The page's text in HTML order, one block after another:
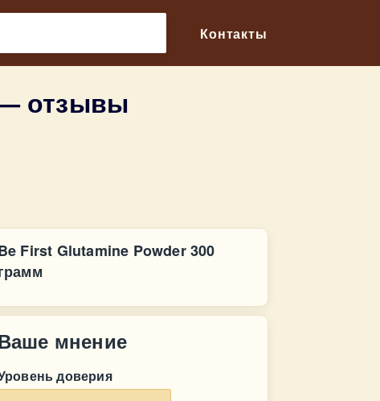
Контакты
отзывы
First Glutamine Powder 300
мнение
доверия